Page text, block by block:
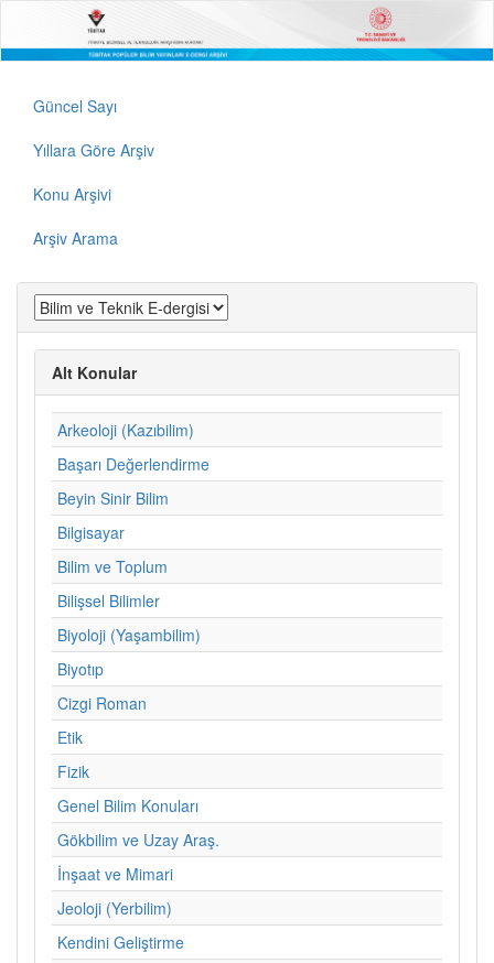
Güncel Sayı
Yıllara Göre Arşiv
Konu Arşivi
Arşiv Arama
Alt Konular
Arkeoloji (Kazıbilim)
Başarı Değerlendirme
Beyin Sinir Bilim
Bilgisayar
Bilim ve Toplum
Bilişsel Bilimler
Biyoloji (Yaşambilim)
Biyotıp
Cizgi Roman
Etik
Fizik
Genel Bilim Konuları
Gökbilim ve Uzay Araş.
İnşaat ve Mimari
Jeoloji (Yerbilim)
Kendini Geliştirme